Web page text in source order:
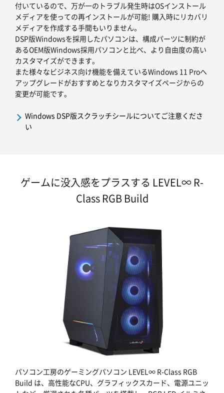
付いているので、万が一のトラブル発生時はOSインストール
メディアを使っての再インストールが可能! 購入時にリカバリ
メディアを作成する手間もいりません。
DSP版Windowsを採用したパソコンは、構成パーツに制約が
あるOEM版Windows採用パソコンと比べ、より自由度の高い
カスタマイズができます。
また様々なビジネス向け機能を備えているWindows 11 Proへ
アップグレードがおすすめとなりカスタマイズページからの
変更が可能です。
Windows DSP版スクラッチシールについてご注意くださ
い
ゲームに没入感をプラスする LEVEL∞ R-
Class RGB Build
パソコン工房のゲーミングパソコン LEVEL∞ R-Class RGB
Build は、高性能なCPU、グラフィックスカード、電源ユニッ